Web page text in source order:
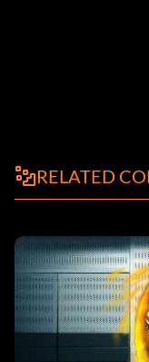
RELATED